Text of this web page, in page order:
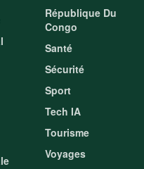
République Du
Congo
Santé
Sécurité
Sport
Tech IA
Tourisme
Voyages